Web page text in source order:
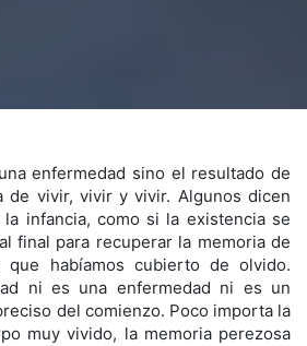
enfermedad sino el resultado de
de vivir, vivir y vivir. Algunos dicen
infancia, como si la existencia se
final para recuperar la memoria de
que habíamos cubierto de olvido.
ni es una enfermedad ni es un
del comienzo. Poco importa la
muy vivido, la memoria perezosa